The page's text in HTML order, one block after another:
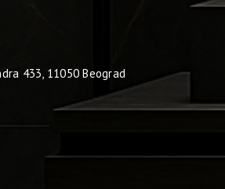
433, 11050 Beograd